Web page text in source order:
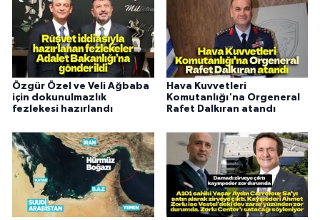
Özgür Özel ve Veli Ağbaba
için dokunulmazlık
fezlekesi hazırlandı
Hava Kuvvetleri
Komutanlığı'na Orgeneral
Rafet Dalkıran atandı